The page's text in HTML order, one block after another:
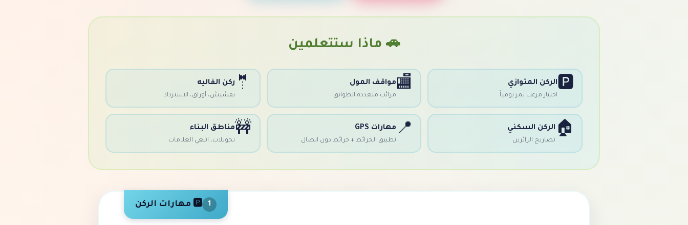
🚗 ماذا ستتعلمين
🅿️الركن المتوازي
اختبار مرعب يمر يومياً
🏬مواقف المول
مرائب متعددة الطوابق
🤵 ركن الفاليه
بقشيش، أوراق، الاسترداد
🏠 الركن السكني
تصاريح الزائرين
📍 مهارات GPS
تطبيق الخرائط + خرائط دون اتصال
🚧مناطق البناء
تحويلات، اتبعي العلامات
1 🅿️ مهارات الركن